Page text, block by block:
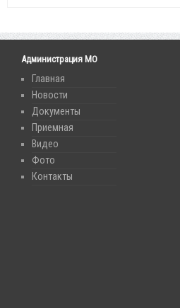
Администрация МО
Главная
Новости
Документы
Приемная
Видео
Фото
Контакты